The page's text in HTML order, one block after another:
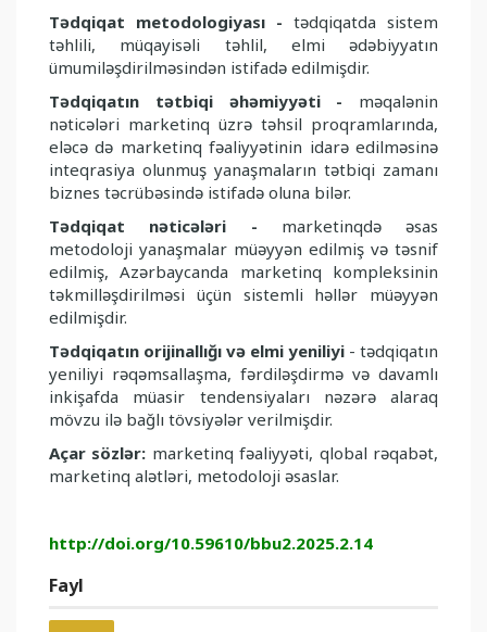
Tədqiqat metodologiyası - tədqiqatda sistem
təhlili, müqayisəli təhlil, elmi ədəbiyyatın
ümumiləş­dirilməsindən istifadə edilmişdir.
Tədqiqatın tətbiqi əhəmiyyəti - məqalənin
nəticələri marketinq üzrə təhsil proqram­larında,
eləcə də marketinq fəaliyyətinin idarə edilməsinə
inteqrasiya olunmuş yanaş­maların tətbiqi zamanı
biznes təcrübəsində istifadə oluna bilər.
Tədqiqat nəticələri - marketinqdə əsas
metodoloji yanaşmalar müəyyən edilmiş və təsnif
edilmiş, Azərbaycanda marketinq kompleksinin
təkmilləşdirilməsi üçün sistemli həllər müəy­yən
edilmişdir.
Tədqiqatın orijinallığı və elmi yeniliyi - tədqiqatın
yeniliyi rəqəmsallaşma, fərdiləş­dirmə və davamlı
inkişafda müasir tendensiyaları nəzərə alaraq
mövzu ilə bağlı tövsiyələr verilmişdir.
Açar sözlər: marketinq fəaliyyəti, qlobal rəqabət,
marketinq alətləri, metodoloji əsaslar.
http://doi.org/10.59610/bbu2.2025.2.14
Fayl